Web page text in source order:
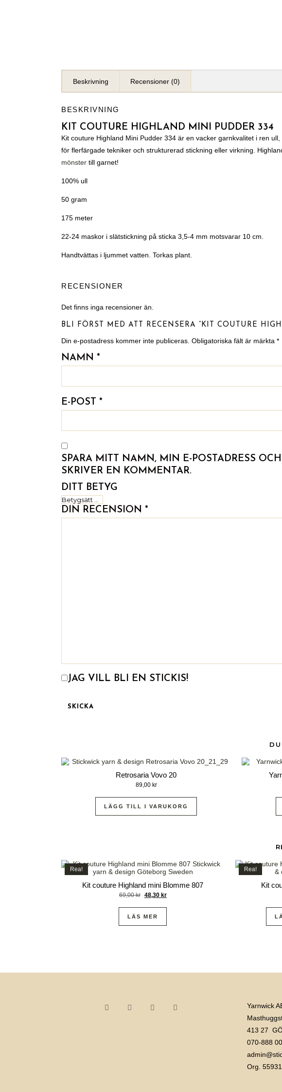
Beskrivning Recensioner (0)
BESKRIVNING
KIT COUTURE HIGHLAND MINI PUDDER 334
Kit couture Highland Mini Pudder 334 är en vacker garnkvalitet i ren
för flerfärgade tekniker och strukturerad stickning eller virkning.
mönster till garnet!
100% ull
50 gram
175 meter
22-24 maskor i slätstickning på sticka 3,5-4 mm motsvarar 10 cm.
Handtvättas i ljummet vatten. Torkas plant.
RECENSIONER
Det finns inga recensioner än.
BLI FÖRST MED ATT RECENSERA ”KIT COUTURE
Din e-postadress kommer inte publiceras. Obligatoriska fält är märkta *
NAMN *
E-POST *
SPARA MITT NAMN, MIN E-POSTADRESS
SKRIVER EN KOMMENTAR.
DITT BETYG
DIN RECENSION *
JAG VILL BLI EN STICKIS!
Retrosaria Vovo 20
89,00 kr
LÄGG TILL I VARUKORG
Rea!
Kit couture Highland mini Blomme 807
69,00kr 48,30 kr
LÄS MER
Rea!
Kit
Yarnwick
413 27
070-888
Org.